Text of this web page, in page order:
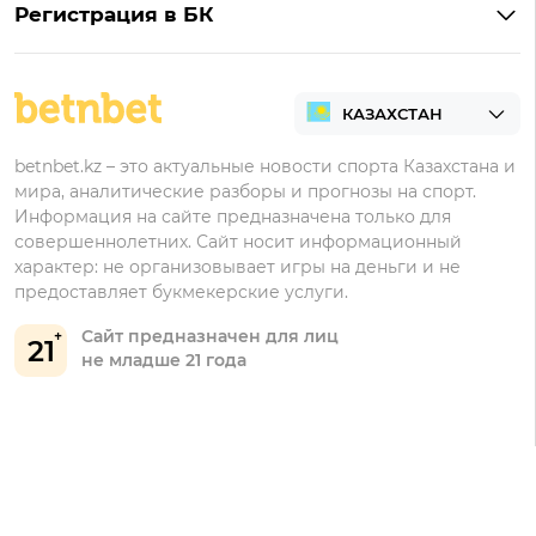
Обзор Олимпбет
Бонусы за депозит
Кешбэк
Бонусы Ubet
Бонусы Фонбет
Бонусы Винлайн
Бонусы Тенниси
Регистрация в БК
Регистрация в Ubet
Регистрация в Олимпбет
21
Сайт предназначен для лиц
не младше 21 года
betnbet.kz – это актуальные новости спорта Казахстана и
мира, аналитические разборы и прогнозы на спорт.
Информация на сайте предназначена только для
совершеннолетних. Сайт носит информационный
характер: не организовывает игры на деньги и не
предоставляет букмекерские услуги.